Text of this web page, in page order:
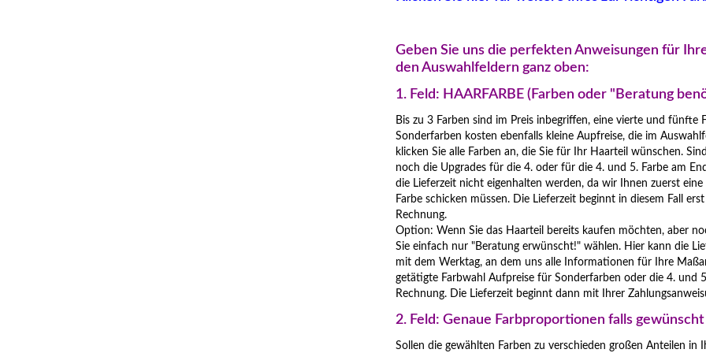
Geben Sie uns die perfekten Anweisungen für
den Auswahlfeldern ganz oben:
1. Feld: HAARFARBE (Farben oder "Beratung
Bis zu 3 Farben sind im Preis inbegriffen, eine vierte und fünfte
Sonderfarben kosten ebenfalls kleine Aupfreise, die im
klicken Sie alle Farben an, die Sie für Ihr Haarteil wünschen.
noch die Upgrades für die 4. oder für die 4. und 5. Farbe am
die Lieferzeit nicht eigenhalten werden, da wir Ihnen zuerst
Farbe schicken müssen. Die Lieferzeit beginnt in diesem Fall
Rechnung.
Option: Wenn Sie das Haarteil bereits kaufen möchten, aber
Sie einfach nur "Beratung erwünscht!" wählen. Hier kann die
mit dem Werktag, an dem uns alle Informationen für Ihre
getätigte Farbwahl Aufpreise für Sonderfarben oder die 4. und
Rechnung. Die Lieferzeit beginnt dann mit Ihrer
2. Feld: Genaue Farbproportionen falls
Sollen die gewählten Farben zu verschieden großen Anteilen